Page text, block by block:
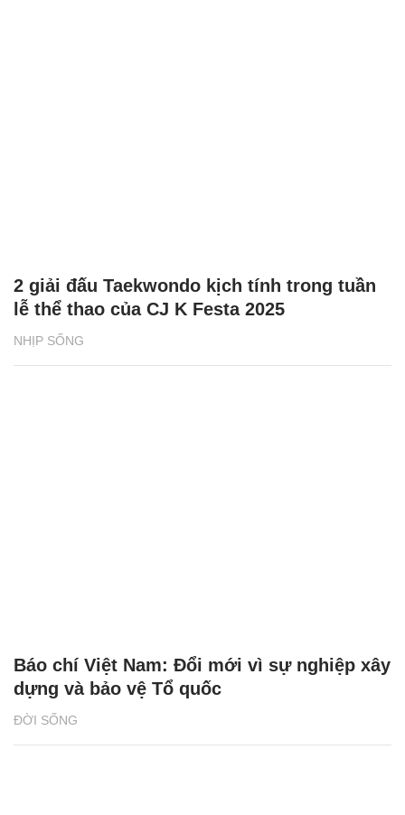
NHỊP SỐNG
2 giải đấu Taekwondo kịch tính trong tuần
lễ thể thao của CJ K Festa 2025
ĐỜI SỐNG
Báo chí Việt Nam: Đổi mới vì sự nghiệp xây
dựng và bảo vệ Tổ quốc